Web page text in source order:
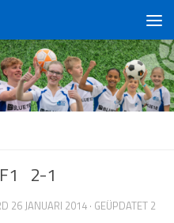
F1 2-1
26 JANUARI 2014 · GEÜPDATET 2